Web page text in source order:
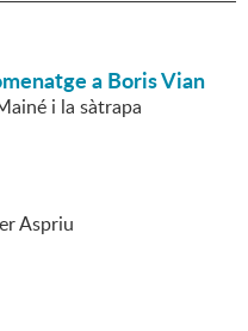
a Boris Vian
i la sàtrapa
Aspriu